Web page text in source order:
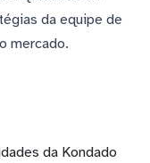
da equipe de
mercado.
da Kondado